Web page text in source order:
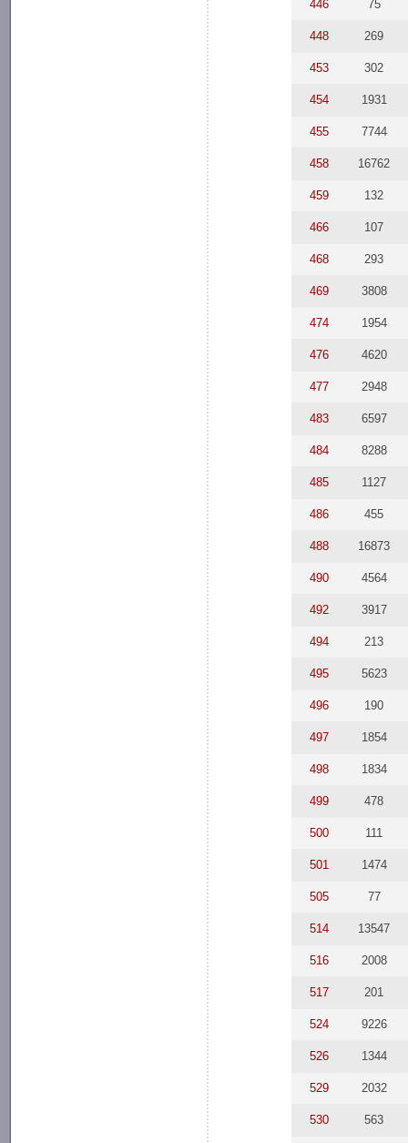
446 75
448 269
453 302
454 1931
455 7744
458 16762
459 132
466 107
468 293
469 3808
474 1954
476 4620
477 2948
483 6597
484 8288
485 1127
486 455
488 16873
490 4564
492 3917
494 213
495 5623
496 190
497 1854
498 1834
499 478
500 111
501 1474
505 77
514 13547
516 2008
517 201
524 9226
526 1344
529 2032
530 563